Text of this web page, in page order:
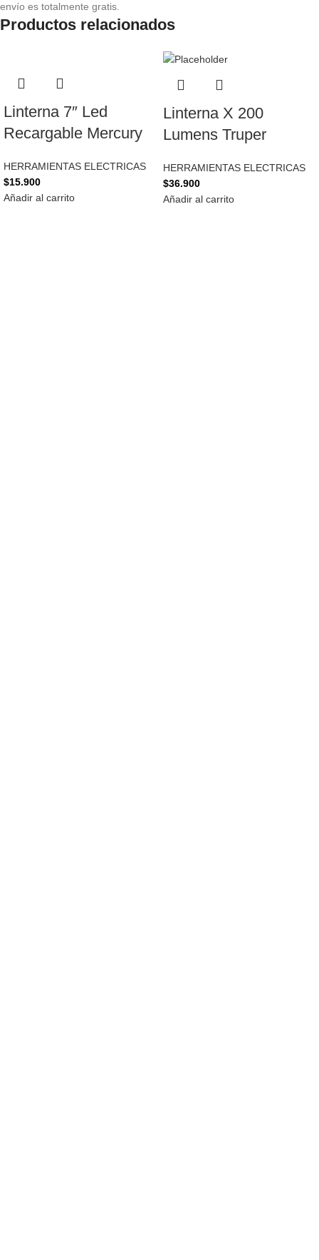
envío es totalmente gratis.
Productos relacionados
Linterna 7″ Led
Recargable Mercury
HERRAMIENTAS ELECTRICAS
$15.900
Añadir al carrito
Linterna X 200
Lumens Truper
HERRAMIENTAS ELECTRICAS
$36.900
Añadir al carrito